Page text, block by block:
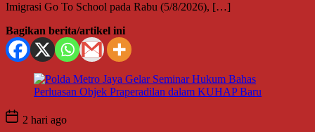
Imigrasi Go To School pada Rabu (5/8/2026), […]
Bagikan berita/artikel ini
2 hari ago